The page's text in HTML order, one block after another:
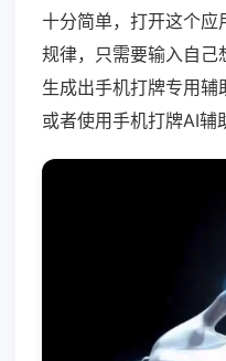
十分简单，打开这个应
规律，只需要输入自己
生成出手机打牌专用
或者使用手机打牌AI辅